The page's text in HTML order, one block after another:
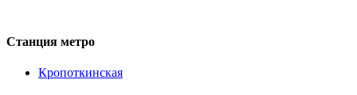
Станция метро
Кропоткинская